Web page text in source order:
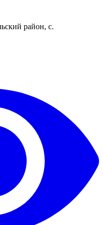
район, с.